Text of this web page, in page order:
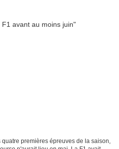
premières épreuves de la saison,